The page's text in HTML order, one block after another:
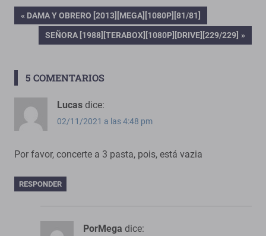
Navegación
entradas
ENTRADA
ANTERIOR:
DAMA Y OBRERO [2013][MEGA][1080P][81/81]
ENTRADA
SIGUIENTE:
SEÑORA [1988][TERABOX][1080P][DRIVE][229/229]
5 COMENTARIOS
Lucas dice:
02/11/2021 a las 4:48 pm
Por favor, concerte a 3 pasta, pois, está vazia
RESPONDER
PorMega dice: